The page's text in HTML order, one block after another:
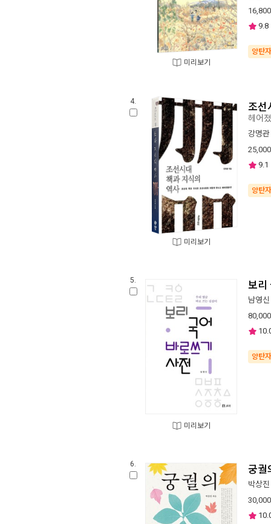
미리보기
16,800
9.8
양탄
4.
미리보기
조선
헤어
강명관
25,000
9.1
양탄
5.
미리보기
보리
남영신
80,000
양탄
6. 궁궐
박상진
30,000